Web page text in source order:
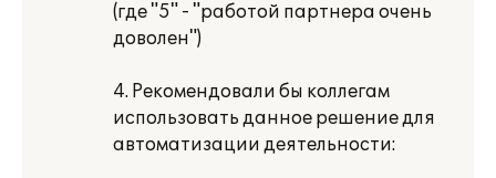
(где "5" - "работой партнера очень
доволен")
4. Рекомендовали бы коллегам
использовать данное решение для
автоматизации деятельности: